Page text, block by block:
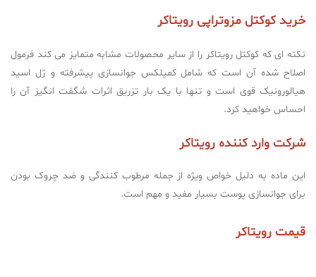
خرید کوکتل مزوتراپی رویتاکر
نکته ای که کوکتل رویتاکر را از سایر محصولات مشابه متمایز می کند فرمول
اصلاح شده آن است که شامل کمپلکس جوانسازی پیشرفته و ژل اسید
هیالورونیک قوی است و تنها با یک بار تزریق اثرات شگفت انگیز آن را
احساس خواهید کرد.
شرکت وارد کننده رویتاکر
این ماده به دلیل خواص ویژه از جمله مرطوب کنندگی و ضد چروک بودن
برای جوانسازی پوست بسیار مفید و مهم است.
قیمت رویتاکر